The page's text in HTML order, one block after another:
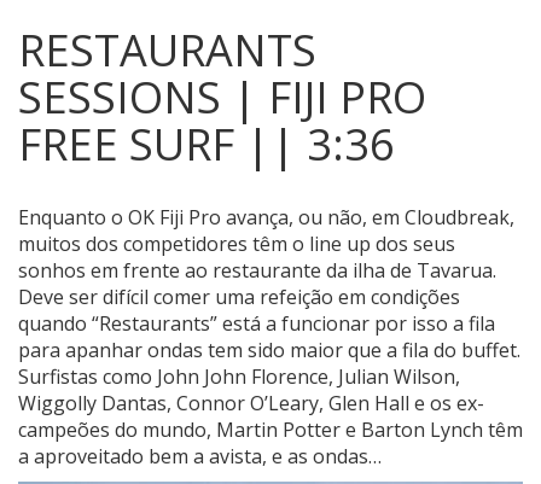
RESTAURANTS
SESSIONS | FIJI PRO
FREE SURF || 3:36
Enquanto o OK Fiji Pro avança, ou não, em Cloudbreak,
muitos dos competidores têm o line up dos seus
sonhos em frente ao restaurante da ilha de Tavarua.
Deve ser difícil comer uma refeição em condições
quando “Restaurants” está a funcionar por isso a fila
para apanhar ondas tem sido maior que a fila do buffet.
Surfistas como John John Florence, Julian Wilson,
Wiggolly Dantas, Connor O’Leary, Glen Hall e os ex-
campeões do mundo, Martin Potter e Barton Lynch têm
a aproveitado bem a avista, e as ondas…